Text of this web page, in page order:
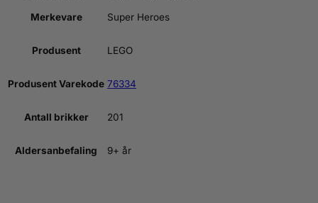
Merkevare Super Heroes
Produsent LEGO
Produsent Varekode 76334
Antall brikker 201
Aldersanbefaling 9+ år